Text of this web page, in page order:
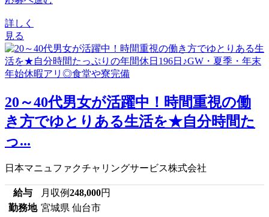
詳しく
見る
20～40代男女が活躍中！時間重視の働
き方でゆとりある生活を★自分時間た
っ...
日本マニュファクチャリングサービス株式会社
給与 月収例248,000円
勤務地 宮城県 仙台市